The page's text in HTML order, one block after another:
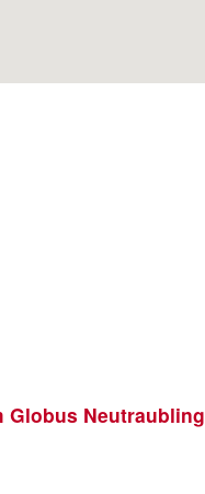
Globus Neutraubling